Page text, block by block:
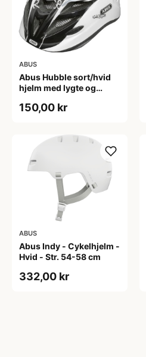
ABUS
Abus Hubble sort/hvid
hjelm med lygte og
(Hjelmstørrelse: 46-52
150,00 kr
ABUS
Abus Indy - Cykelhjelm -
Hvid - Str. 54-58 cm
332,00 kr